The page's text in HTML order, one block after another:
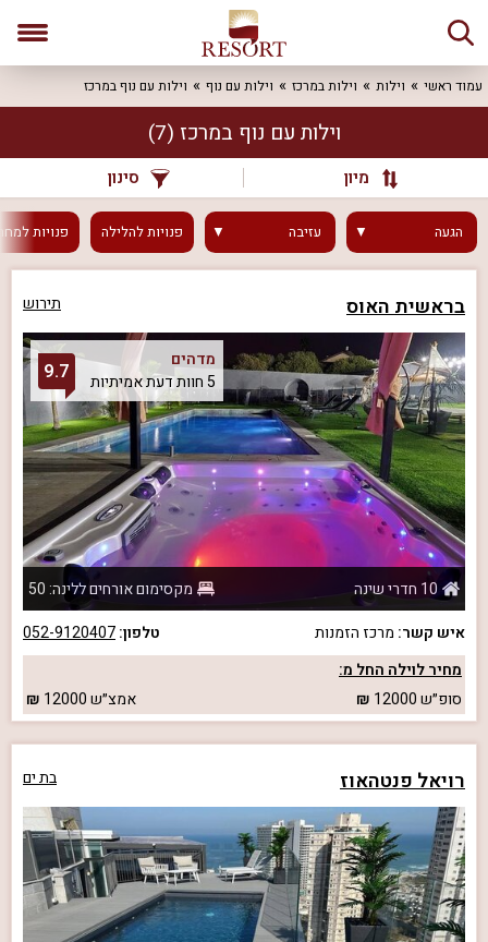
עמוד ראשי וילות וילות במרכז וילות עם נוף וילות עם נוף במרכז
וילות עם נוף במרכז (7)
מיון סינון
הגעה עזיבה פנויותלהלילה פנויות
בראשית האוס תירוש
מדהים
5 חוות דעת אמיתיות
9.7
10 חדרי שינה
מקסימום אורחים ללינה: 50
איש קשר: מרכז הזמנות טלפון:052-9120407
מחיר לוילה החל מ:
סופ״ש12000 אמצ״ש12000
רויאל פנטהאוז בת ים